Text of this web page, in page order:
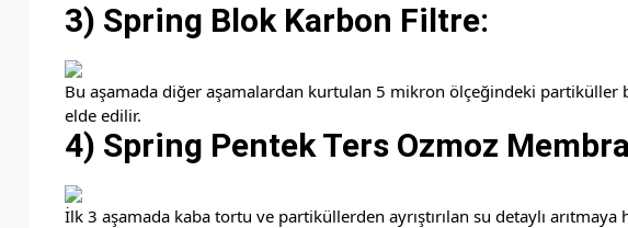
3) Spring Blok Karbon Filtre:
Bu aşamada diğer aşamalardan kurtulan 5 mikron ölçeğindeki partiküller
elde edilir.
4) Spring Pentek Ters Ozmoz
İlk 3 aşamada kaba tortu ve partiküllerden ayrıştırılan su detaylı